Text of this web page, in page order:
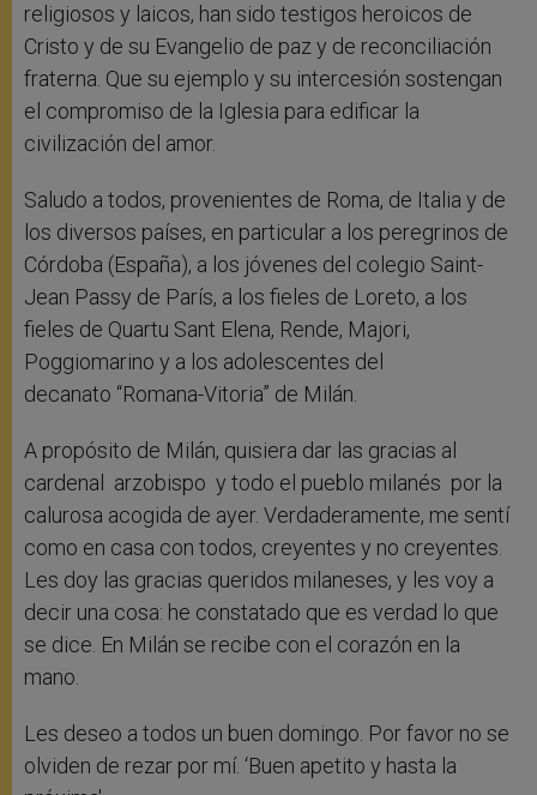
religiosos y laicos, han sido testigos heroicos de
Cristo y de su Evangelio de paz y de reconciliación
fraterna. Que su ejemplo y su intercesión sostengan
el compromiso de la Iglesia para edificar la
civilización del amor.
Saludo a todos, provenientes de Roma, de Italia y de
los diversos países, en particular a los peregrinos de
Córdoba (España), a los jóvenes del colegio Saint-
Jean Passy de París, a los fieles de Loreto, a los
fieles de Quartu Sant Elena, Rende, Majori,
Poggiomarino y a los adolescentes del
decanato “Romana-Vitoria” de Milán.
A propósito de Milán, quisiera dar las gracias al
cardenal arzobispo y todo el pueblo milanés por la
calurosa acogida de ayer. Verdaderamente, me sentí
como en casa con todos, creyentes y no creyentes.
Les doy las gracias queridos milaneses, y les voy a
decir una cosa: he constatado que es verdad lo que
se dice. En Milán se recibe con el corazón en la
mano.
Les deseo a todos un buen domingo. Por favor no se
olviden de rezar por mí. ‘Buen apetito y hasta la